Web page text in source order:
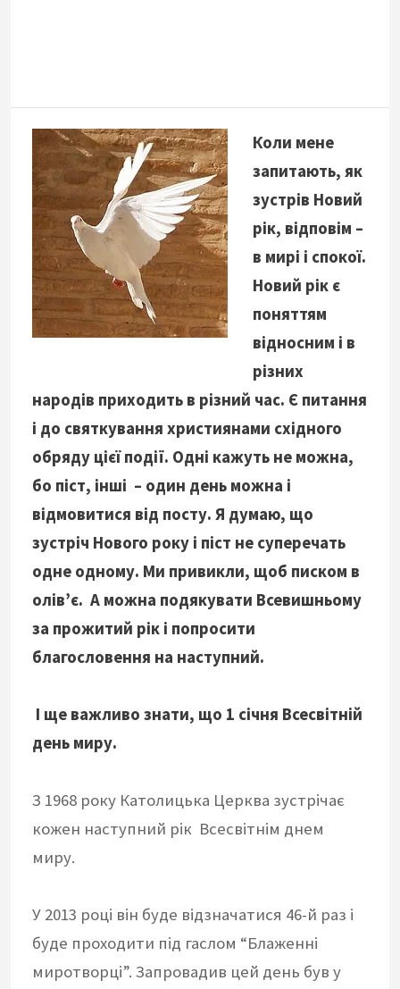
Коли мене
запитають, як
зустрів Новий
рік, відповім –
в мирі і спокої.
Новий рік є
поняттям
відносним і в
різних
народів приходить в різний час. Є питання
і до святкування християнами східного
обряду цієї події. Одні кажуть не можна,
бо піст, інші – один день можна і
відмовитися від посту. Я думаю, що
зустріч Нового року і піст не суперечать
одне одному. Ми привикли, щоб писком в
олів’є. А можна подякувати Всевишньому
за прожитий рік і попросити
благословення на наступний.
І ще важливо знати, що 1 січня Всесвітній
день миру.
З 1968 року Католицька Церква зустрічає
кожен наступний рік Всесвітнім днем
миру.
У 2013 році він буде відзначатися 46-й раз і
буде проходити під гаслом “Блаженні
миротворці”. Запровадив цей день був у